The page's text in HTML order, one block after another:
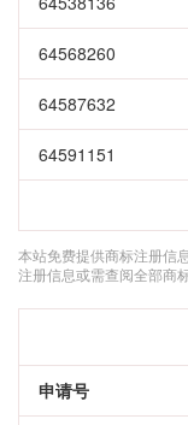
64568260
64587632
64591151
本站免费提供商标注册信
注册信息或需查阅全部商
申请号